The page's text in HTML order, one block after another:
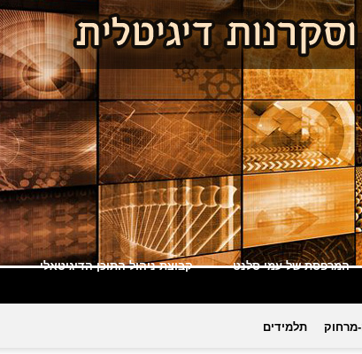
המרפסת של עמי סלנט קבוצת ניהול התוכן הדיגיטאלי
מרחוק תלמידים